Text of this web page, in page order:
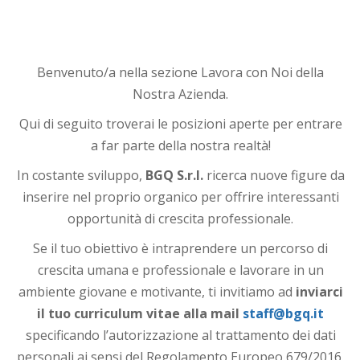
Benvenuto/a nella sezione Lavora con Noi della
Nostra Azienda.
Qui di seguito troverai le posizioni aperte per entrare
a far parte della nostra realtà!
In costante sviluppo, BGQ S.r.l. ricerca nuove figure da
inserire nel proprio organico per offrire interessanti
opportunità di crescita professionale.
Se il tuo obiettivo è intraprendere un percorso di
crescita umana e professionale e lavorare in un
ambiente giovane e motivante, ti invitiamo ad inviarci
il tuo curriculum vitae alla mail staff@bgq.it
specificando l’autorizzazione al trattamento dei dati